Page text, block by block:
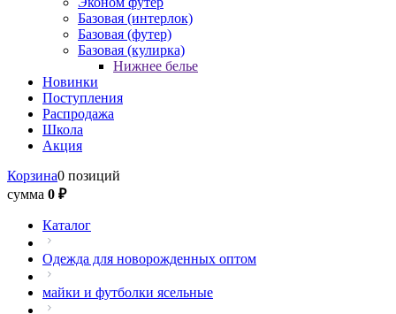
Базовая (интерлок)
Базовая (футер)
Базовая (кулирка)
Нижнее белье
Новинки
Поступления
Распродажа
Школа
Акция
Корзина0 позиций
сумма 0 ₽
Каталог
Одежда для новорожденных оптом
майки и футболки ясельные